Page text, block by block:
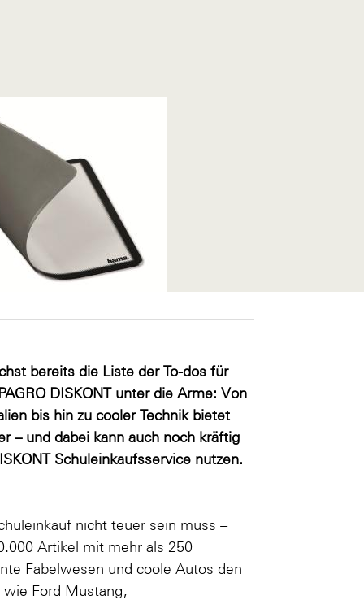
bereits die Liste der To-dos für
DISKONT unter die Arme: Von
bis hin zu cooler Technik bietet
– und dabei kann auch noch kräftig
Schuleinkaufsservice nutzen.
nicht teuer sein muss –
Artikel mit mehr als 250
Fabelwesen und coole Autos den
wie Ford Mustang,